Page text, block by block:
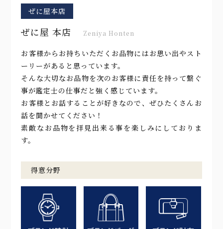
ぜに屋本店
ぜに屋 本店 Zeniya Honten
お客様からお持ちいただくお品物にはお思い出やスト
ーリーがあると思っています。
そんな大切なお品物を次のお客様に責任を持って繋ぐ
事が鑑定士の仕事だと強く感じています。
お客様とお話することが好きなので、ぜひたくさんお
話を聞かせてください！
素敵なお品物を拝見出来る事を楽しみにしておりま
す。
得意分野